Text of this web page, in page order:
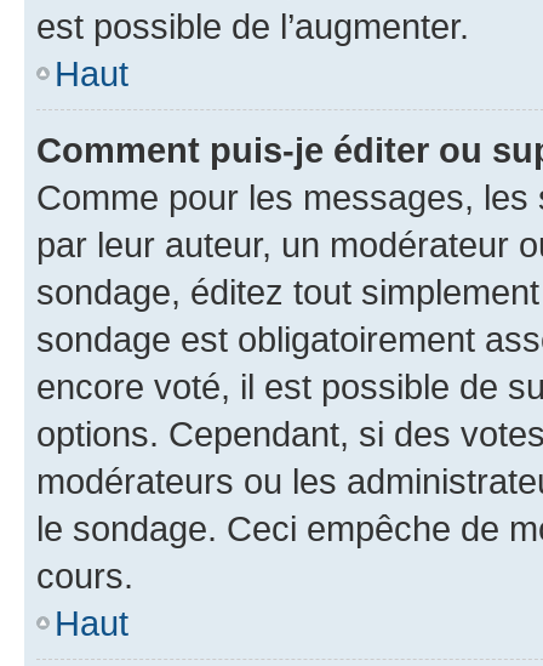
est possible de l’augmenter.
Haut
Comment puis-je éditer ou
Comme pour les messages,
par leur auteur, un modérateur
sondage, éditez tout
sondage est obligatoirement
encore voté, il est possible de
options. Cependant, si des
modérateurs ou les
le sondage. Ceci empêche de
cours.
Haut